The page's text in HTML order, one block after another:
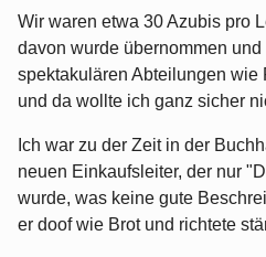
Wir waren etwa 30 Azubis pro
davon wurde übernommen
spektakulären Abteilungen wie
und da wollte ich ganz sicher
Ich war zu der Zeit in der
neuen Einkaufsleiter, der nur
wurde, was keine gute
er doof wie Brot und richtete